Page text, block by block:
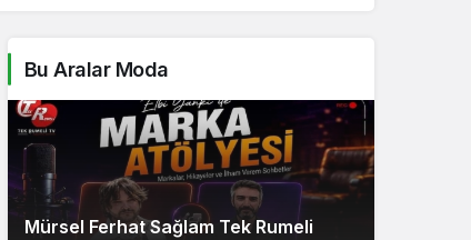
Bu Aralar Moda
Mürsel Ferhat Sağlam Tek Rumeli